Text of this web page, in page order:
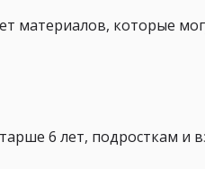
материалов, которые
6 лет, подросткам и